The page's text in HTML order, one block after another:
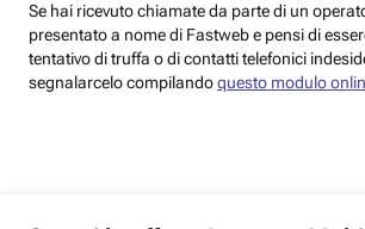
Se hai ricevuto chiamate da parte di un
presentato a nome di Fastweb e pensi di
tentativo di truffa o di contatti telefonici
segnalarcelo compilandoquesto modulo